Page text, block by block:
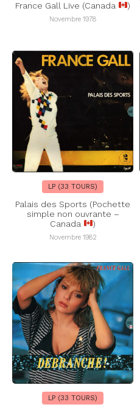
France Gall Live (Canada )
Novembre 1978
LP (33 TOURS)
Palais des Sports (Pochette
simple non ouvrante –
Canada
)
Novembre 1982
LP (33 TOURS)